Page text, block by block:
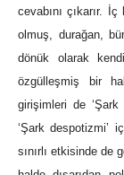
cevabını çıkarır.
olmuş, durağan,
dönük olarak
özgülleşmiş bir
girişimleri de ‘Şark
‘Şark despotizmi’
sınırlı etkisinde de